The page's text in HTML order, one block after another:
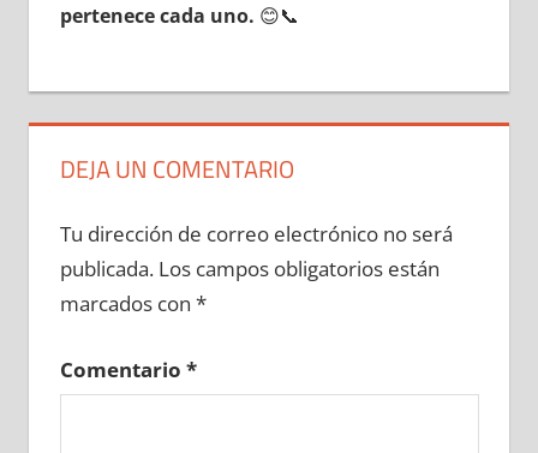
pertenece cada uno. 😊📞
DEJA UN COMENTARIO
Tu dirección de correo electrónico no será
publicada. Los campos obligatorios están
marcados con *
Comentario *